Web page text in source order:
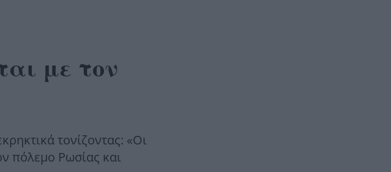
με τον
τονίζοντας: «Οι
πόλεμο Ρωσίας και